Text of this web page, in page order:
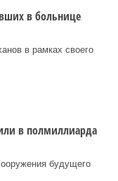
в больнице
в рамках своего
в полмиллиарда
будущего